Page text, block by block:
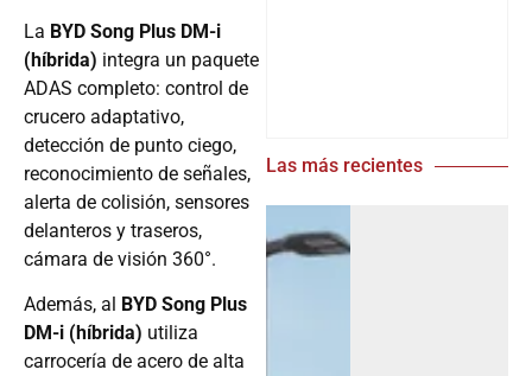
La BYD Song Plus DM-i
(híbrida) integra un paquete
ADAS completo: control de
crucero adaptativo,
detección de punto ciego,
reconocimiento de señales,
alerta de colisión, sensores
delanteros y traseros,
cámara de visión 360°.
Además, al
BYD Song Plus
DM-i (híbrida) utiliza
carrocería de acero de alta
Las más recientes